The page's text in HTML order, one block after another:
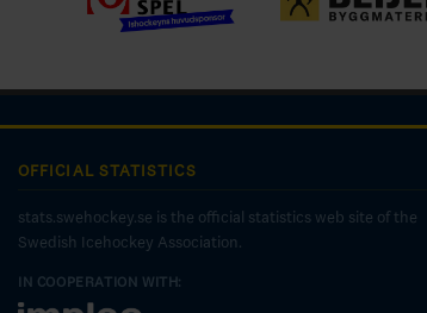
OFFICIAL STATISTICS
stats.swehockey.se is the official statistics web site of the
Swedish Icehockey Association.
IN COOPERATION WITH: